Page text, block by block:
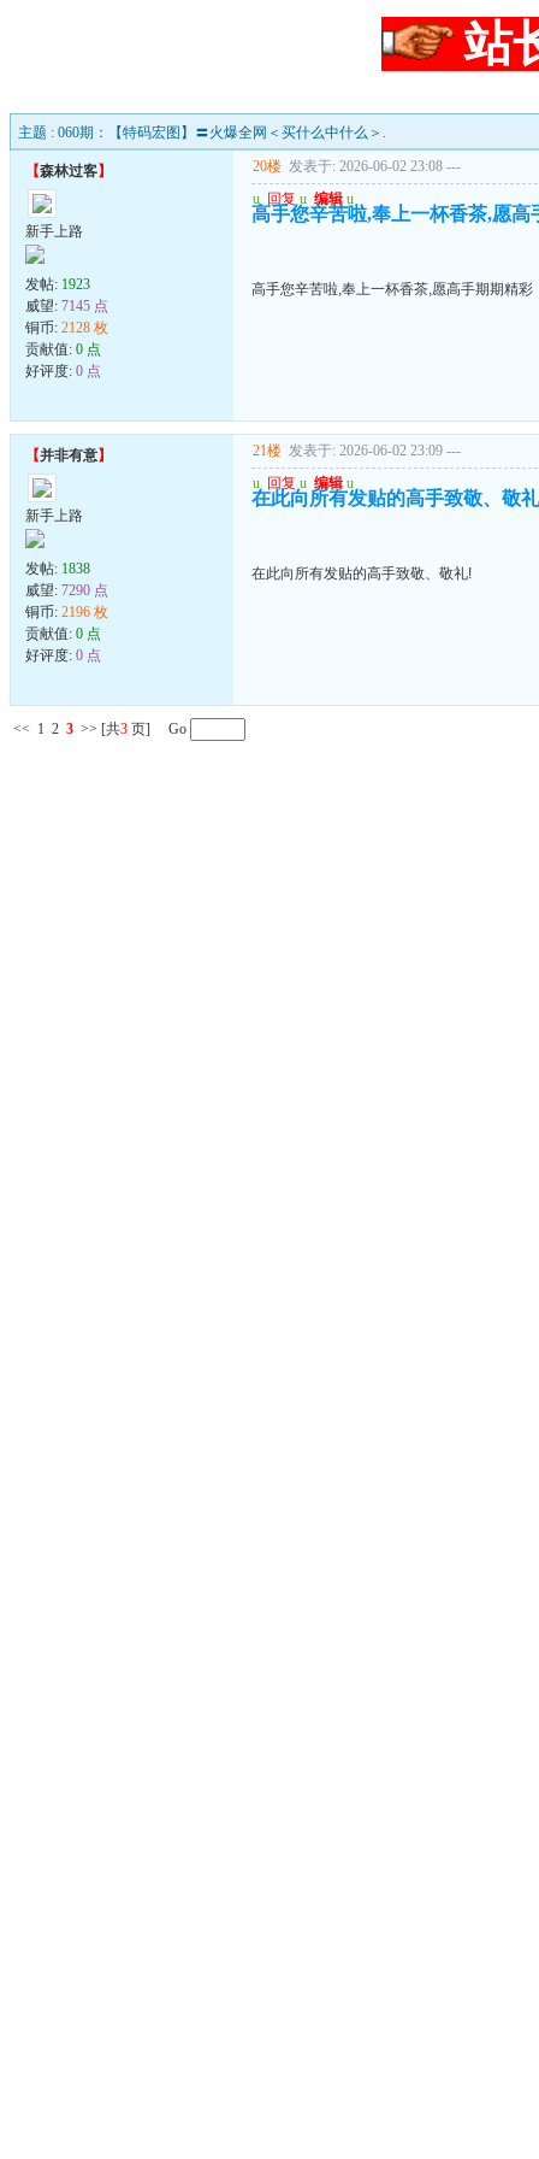
站
主题 : 060期：【特码宏图】〓火爆全网＜买什么中什么＞.
【森林过客】
新手上路
发帖: 1923
威望: 7145 点
铜币: 2128 枚
贡献值: 0 点
好评度: 0 点
20楼 发表于: 2026-06-02 23:08 ---
u 回复 u 编辑 u
高手您辛苦啦,奉上一杯香茶,愿高
高手您辛苦啦,奉上一杯香茶,愿高手期期精彩
【并非有意】
新手上路
发帖: 1838
威望: 7290 点
铜币: 2196 枚
贡献值: 0 点
好评度: 0 点
21楼 发表于: 2026-06-02 23:09 ---
u 回复 u 编辑 u
在此向所有发贴的高手致敬、敬
在此向所有发贴的高手致敬、敬礼!
<< 1 2 3 >> [共3 页] Go